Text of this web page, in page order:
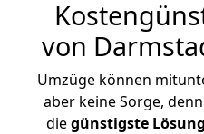
von
Umzüge können
aber keine Sorge,
diegünstigste Lösung